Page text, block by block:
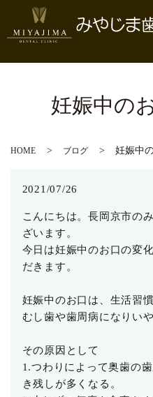
妊娠中の
HOME ブログ 妊娠中
2021/07/26
こんにちは。長岡京市の
ざいます。
今日は妊娠中のお口の変
だきます。
妊娠中のお口は、生活習
むし歯や歯周病になりい
その原因として
1.つわりによって奥歯の
き残しが多くなる。